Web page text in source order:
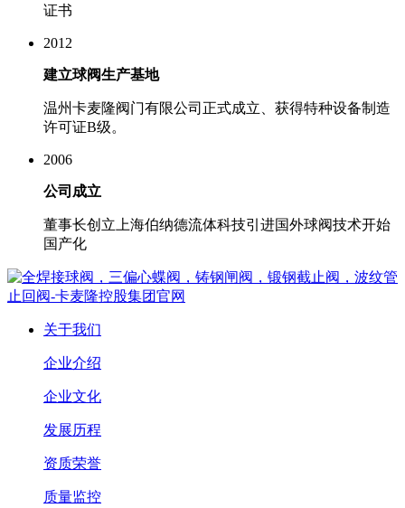
证书
2012
建立球阀生产基地
温州卡麦隆阀门有限公司正式成立、获得特种设备制造
许可证B级。
2006
公司成立
董事长创立上海伯纳德流体科技引进国外球阀技术开始
国产化
关于我们
企业介绍
企业文化
发展历程
资质荣誉
质量监控